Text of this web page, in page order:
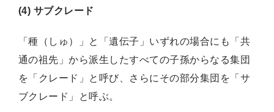
(4) サブクレード
「種（しゅ）」と「遺伝子」いずれの場合にも「共
通の祖先」から派生したすべての子孫からなる集団
を「クレード」と呼び、さらにその部分集団を「サ
ブクレード」と呼ぶ。